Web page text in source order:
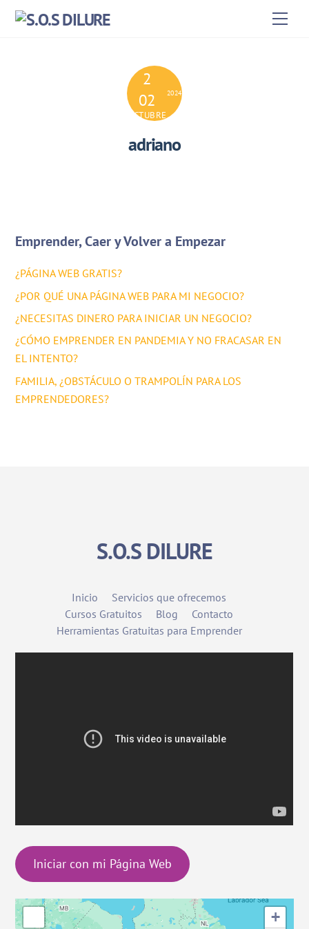
Skip
2
02
OCTUBRE
2024
adriano
Emprender, Caer y Volver a Empezar
¿PÁGINA WEB GRATIS?
¿POR QUÉ UNA PÁGINA WEB PARA MI NEGOCIO?
¿NECESITAS DINERO PARA INICIAR UN NEGOCIO?
¿CÓMO EMPRENDER EN PANDEMIA Y NO FRACASAR EN
EL INTENTO?
FAMILIA, ¿OBSTÁCULO O TRAMPOLÍN PARA LOS
EMPRENDEDORES?
S.O.S DILURE
Inicio
Servicios que ofrecemos
Cursos Gratuitos
Blog
Contacto
Herramientas Gratuitas para Emprender
Iniciar con mi Página Web
+